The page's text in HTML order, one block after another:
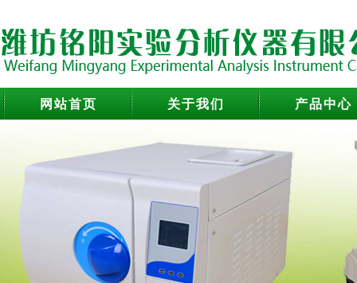
网站首页 关于我们 产品中心